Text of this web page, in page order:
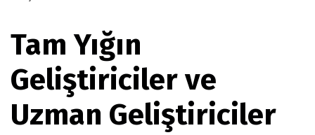
Tam Yığın
Geliştiriciler ve
Uzman Geliştiriciler